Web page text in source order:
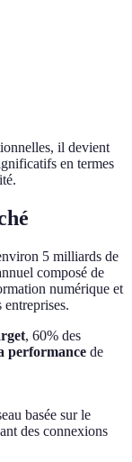
il devient
en termes
5 milliards de
composé de
numérique et
, 60% des
performance de
basée sur le
des connexions